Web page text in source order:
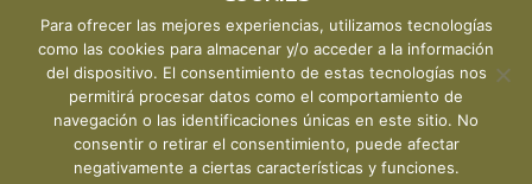
Copyright © 2026 CLMESTAT :: Portal Estadístico de la
Economía Social de Castilla-La Mancha ·Aviso legal y
política de privacidad·Política de cookies · Desarrollo
Para ofrecer las mejores experiencias, utilizamos tecnologías
como las cookies para almacenar y/o acceder a la información
del dispositivo. El consentimiento de estas tecnologías nos
permitirá procesar datos como el comportamiento de
navegación o las identificaciones únicas en este sitio. No
consentir o retirar el consentimiento, puede afectar
negativamente a ciertas características y funciones.